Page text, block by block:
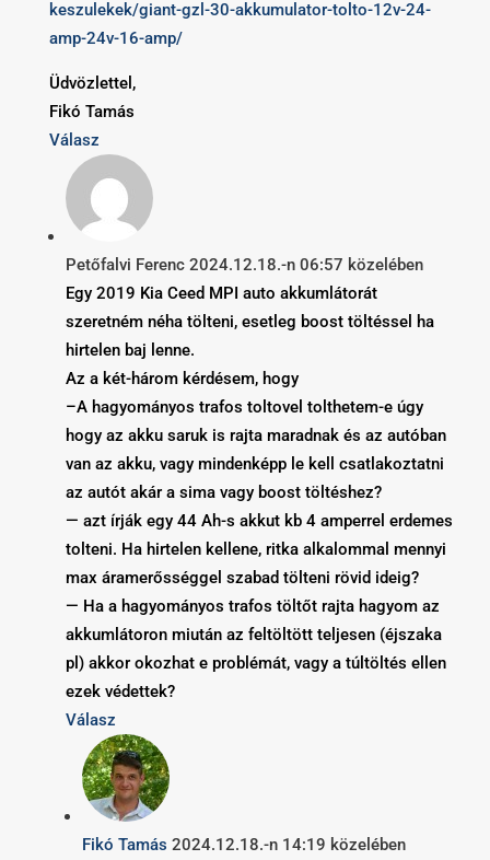
keszulekek/giant-gzl-30-akkumulator-tolto-12v-24-
amp-24v-16-amp/
Üdvözlettel,
Fikó Tamás
Válasz
Petőfalvi Ferenc 2024.12.18.-n 06:57 közelében
Egy 2019 Kia Ceed MPI auto akkumlátorát
szeretném néha tölteni, esetleg boost töltéssel ha
hirtelen baj lenne.
Az a két-három kérdésem, hogy
–A hagyományos trafos toltovel tolthetem-e úgy
hogy az akku saruk is rajta maradnak és az autóban
van az akku, vagy mindenképp le kell csatlakoztatni
az autót akár a sima vagy boost töltéshez?
— azt írják egy 44 Ah-s akkut kb 4 amperrel erdemes
tolteni. Ha hirtelen kellene, ritka alkalommal mennyi
max áramerősséggel szabad tölteni rövid ideig?
— Ha a hagyományos trafos töltőt rajta hagyom az
akkumlátoron miután az feltöltött teljesen (éjszaka
pl) akkor okozhat e problémát, vagy a túltöltés ellen
ezek védettek?
Válasz
Fikó Tamás 2024.12.18.-n 14:19 közelében